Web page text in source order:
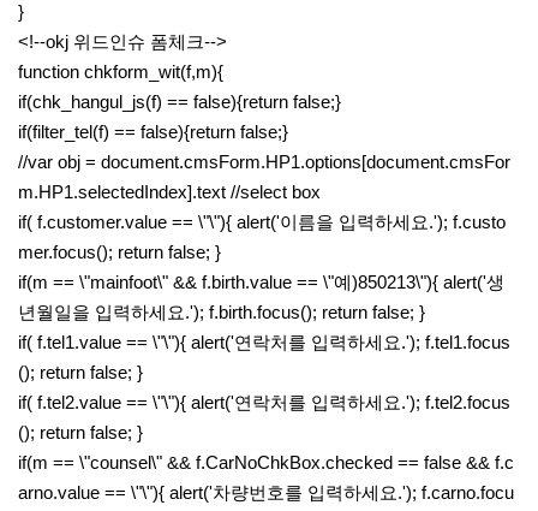
}
<!--okj 위드인슈 폼체크-->
function chkform_wit(f,m){
if(chk_hangul_js(f) == false){return false;}
if(filter_tel(f) == false){return false;}
//var obj = document.cmsForm.HP1.options[document.cmsFor
m.HP1.selectedIndex].text //select box
if( f.customer.value == \"\"){ alert('이름을 입력하세요.'); f.custo
mer.focus(); return false; }
if(m == \"mainfoot\" && f.birth.value == \"예)850213\"){ alert('생
년월일을 입력하세요.'); f.birth.focus(); return false; }
if( f.tel1.value == \"\"){ alert('연락처를 입력하세요.'); f.tel1.focus
(); return false; }
if( f.tel2.value == \"\"){ alert('연락처를 입력하세요.'); f.tel2.focus
(); return false; }
if(m == \"counsel\" && f.CarNoChkBox.checked == false && f.c
arno.value == \"\"){ alert('차량번호를 입력하세요.'); f.carno.focu